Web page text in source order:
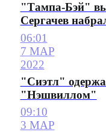
"Тампа-Бэй"
Сергачев
06:01
7 МАР
2022
"Сиэтл"
"Нэшвиллом"
09:10
3 МАР